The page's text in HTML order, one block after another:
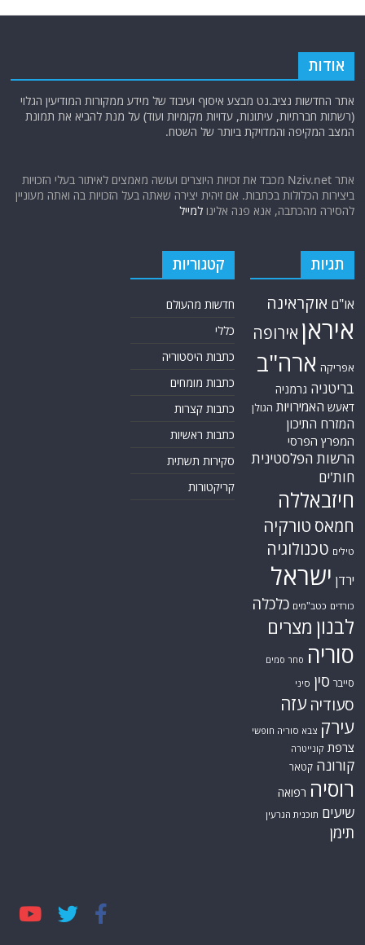
אודות
אתר החדשות נציב.נט מבצע איסוף ועיבוד של מידע ממקורות המודיעין הגלוי
(רשתות חברתיות, עיתונות, עדויות מקומיות ועוד) על מנת להביא את תמונת
המצב המקיפה והמדויקת ביותר של השטח.
אתר Nziv.net מכבד את זכויות היוצרים ועושה מאמצים לאיתור בעלי הזכויות
ביצירות הכלולות בכתבות. אם זיהית יצירה שאתה בעל הזכויות בה ואתה מעוניין
להסירה מהכתבה, אנא פנה אלינולמייל
תגיות
או"ם אוקראינה
איראן אירופה
אפריקה ארה"ב
בריטניה גרמניה
דאעש האמירויות הגולן
המזרח התיכון
המפרץ הפרסי
הרשות הפלסטינית
חות'ים
חיזבאללה
חמאס טורקיה
טילים טכנולוגיה
ירדן ישראל
כורדים כטב"מים כלכלה
לבנון מצרים
סוריה סחר סמים
סייבר סין סיני
סעודיה עזה
עירק צבא סוריה חופשי
צרפת קונייטרה
קורונה קטאר
רוסיה רפואה
שיעים תוכנית הגרעין
תימן
קטגוריות
חדשות מהעולם
כללי
כתבות היסטוריה
כתבות מומחים
כתבות קצרות
כתבות ראשיות
סקירות תשתית
קריקטורות